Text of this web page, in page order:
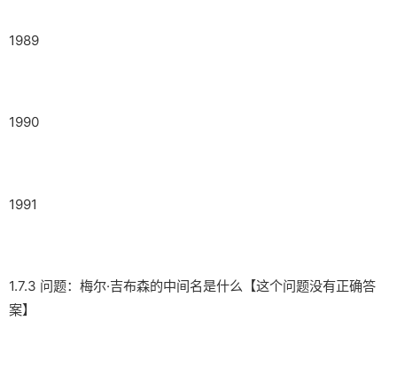
1989
1990
1991
1.7.3 问题：梅尔·吉布森的中间名是什么【这个问题没有正确答
案】